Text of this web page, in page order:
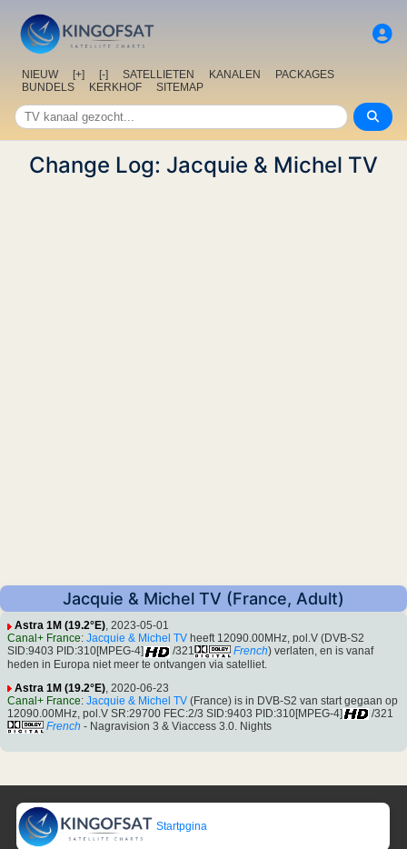
NIEUW [+] [-] SATELLIETEN KANALEN
PACKAGES
BUNDELS
KERKHOF SITEMAP
Change Log: Jacquie & Michel TV
Jacquie & Michel TV (France, Adult)
Astra 1M (19.2°E), 2023-05-01
Canal+ France: Jacquie & Michel TV heeft 12090.00MHz, pol.V (DVB-S2
SID:9403 PID:310[MPEG-4]
/321 French) verlaten, en is vanaf
heden in Europa niet meer te ontvangen via satelliet.
Astra 1M (19.2°E), 2020-06-23
Canal+ France: Jacquie & Michel TV (France) is in DVB-S2 van start gegaan op
12090.00MHz, pol.V SR:29700 FEC:2/3 SID:9403 PID:310[MPEG-4]
/321
French - Nagravision 3 & Viaccess 3.0. Nights
Startpgina